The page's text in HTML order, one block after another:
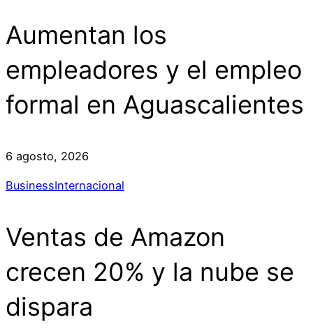
Aumentan los
empleadores y el empleo
formal en Aguascalientes
6 agosto, 2026
BusinessInternacional
Ventas de Amazon
crecen 20% y la nube se
dispara